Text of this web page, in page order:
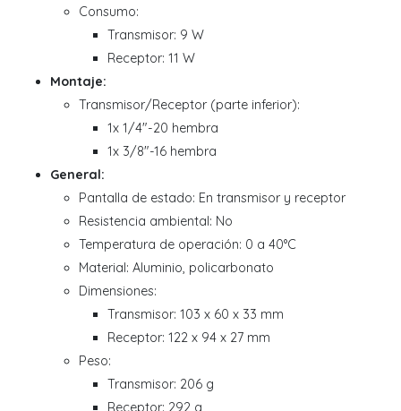
Consumo:
Transmisor: 9 W
Receptor: 11 W
Montaje:
Transmisor/Receptor (parte inferior):
1x 1/4"-20 hembra
1x 3/8"-16 hembra
General:
Pantalla de estado: En transmisor y receptor
Resistencia ambiental: No
Temperatura de operación: 0 a 40°C
Material: Aluminio, policarbonato
Dimensiones:
Transmisor: 103 x 60 x 33 mm
Receptor: 122 x 94 x 27 mm
Peso:
Transmisor: 206 g